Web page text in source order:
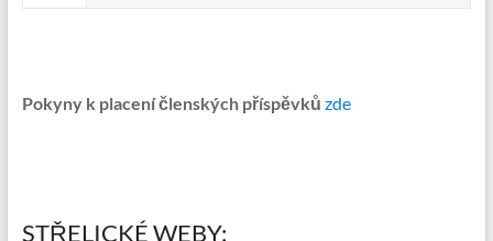
Pokyny k placení členských příspěvků zde
STŘELICKÉ WEBY: